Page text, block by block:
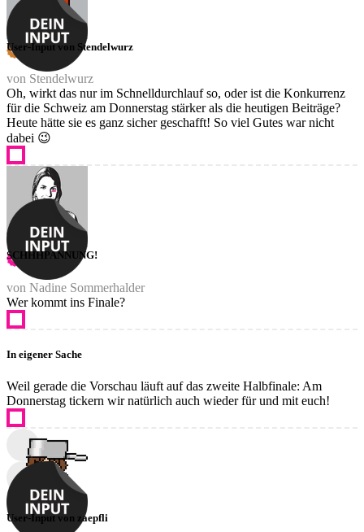
User-Input von Stendelwurz
von Stendelwurz
Oh, wirkt das nur im Schnelldurchlauf so, oder ist die Konkurrenz
für die Schweiz am Donnerstag stärker als die heutigen Beiträge?
Heute hätte sie es ganz sicher geschafft! So viel Gutes war nicht
dabei 😉
SCHHHPANNUNG!
von Nadine Sommerhalder
Wer kommt ins Finale?
In eigener Sache
Weil gerade die Vorschau läuft auf das zweite Halbfinale: Am
Donnerstag tickern wir natürlich auch wieder für und mit euch!
User-Input von zaepfli